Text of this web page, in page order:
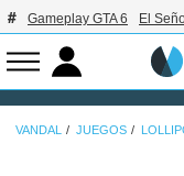
Gameplay GTA 6 El
VANDAL JUEGOS